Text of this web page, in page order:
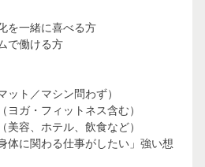
を一緒に喜べる方
で働ける方
ット／マシン問わず）
ヨガ・フィットネス含む）
美容、ホテル、飲食など）
体に関わる仕事がしたい」強い想